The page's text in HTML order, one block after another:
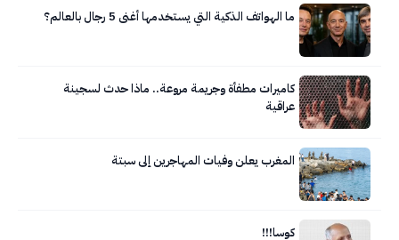
ما الهواتف الذكية التي يستخدمها أغنى 5 رجال بالعالم؟
كاميرات مطفأة وجريمة مروعة.. ماذا حدث لسجينة
عراقية
المغرب يعلن وفيات المهاجرين إلى سبتة
كوسا!!!